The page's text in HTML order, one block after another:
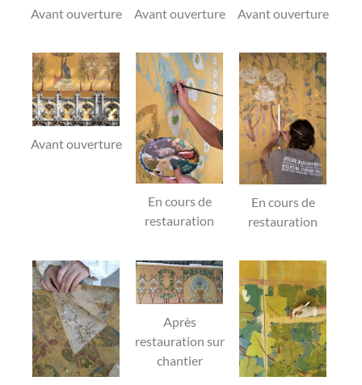
Avant ouverture Avant ouverture Avant ouverture
Avant ouverture
En cours de
restauration
En cours de
restauration
Après
restauration sur
chantier